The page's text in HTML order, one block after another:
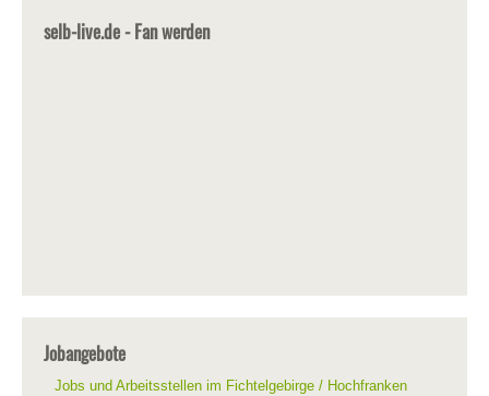
selb-live.de - Fan werden
Jobangebote
Jobs und Arbeitsstellen im Fichtelgebirge / Hochfranken